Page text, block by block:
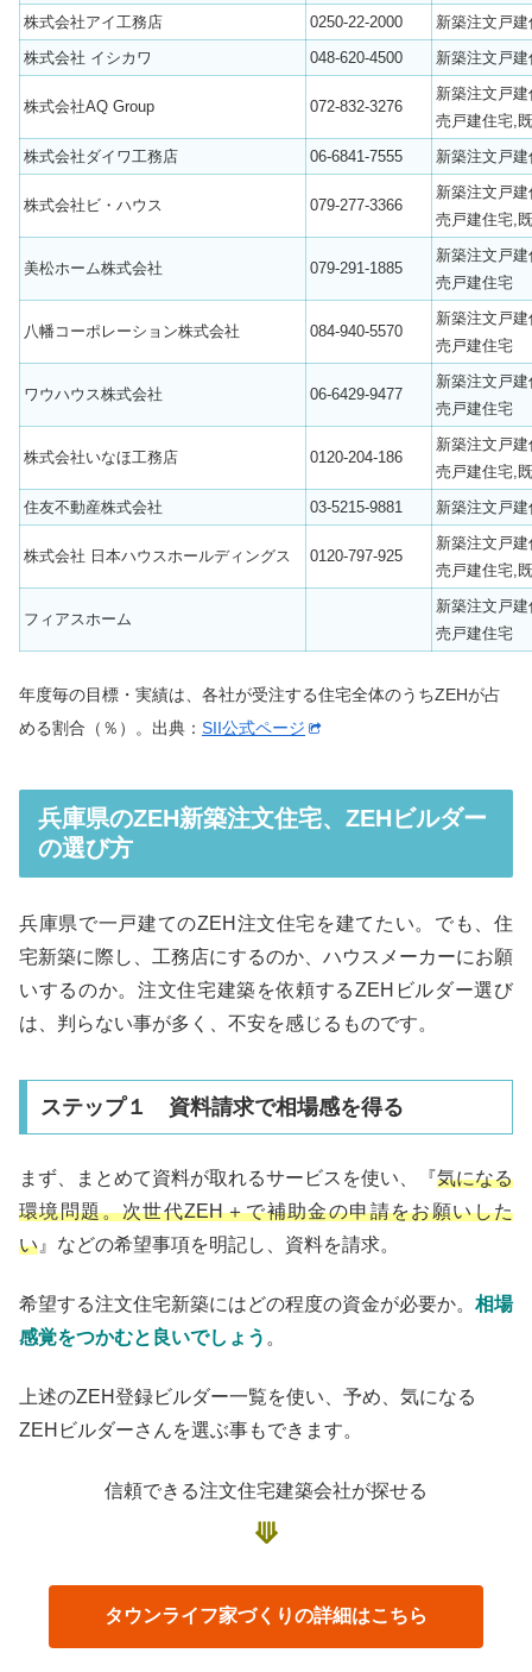
株式会社アイ工務店
0250-22-2000
新築注文戸建
株式会社 イシカワ
048-620-4500 新築注文戸建
株式会社AQ Group 072-832-3276
新築注文戸
売戸建住宅,
株式会社ダイワ工務店
06-6841-7555 新築注文戸建
株式会社ビ・ハウス 079-277-3366
新築注文戸
売戸建住宅,
美松ホーム株式会社 079-291-1885
新築注文戸
売戸建住宅
八幡コーポレーション株式会社 084-940-5570
新築注文戸
売戸建住宅
ワウハウス株式会社 06-6429-9477
新築注文戸
売戸建住宅
株式会社いなほ工務店 0120-204-186
新築注文戸
売戸建住宅,
住友不動産株式会社
03-5215-9881 新築注文戸建
株式会社 日本ハウスホールディングス 0120-797-925
新築注文戸
売戸建住宅,
フィアスホーム
新築注文戸
売戸建住宅
年度毎の目標・実績は、各社が受注する住宅全体のうちZEHが占
める割合（％）。出典： SII公式ページ
兵庫県のZEH新築注文住宅、ZEHビルダー
の選び方
兵庫県で一戸建てのZEH注文住宅を建てたい。でも、住
宅新築に際し、工務店にするのか、ハウスメーカーにお願
いするのか。注文住宅建築を依頼するZEHビルダー選び
は、判らない事が多く、不安を感じるものです。
ステップ１ 資料請求で相場感を得る
まず、まとめて資料が取れるサービスを使い、『気になる
環境問題。次世代ZEH＋で補助金の申請をお願いした
い 』などの希望事項を明記し、資料を請求。
希望する注文住宅新築にはどの程度の資金が必要か。 相場
感覚をつかむと良いでしょう 。
上述のZEH登録ビルダー一覧を使い、予め、気になる
ZEHビルダーさんを選ぶ事もできます。
信頼できる注文住宅建築会社が探せる
⟱
タウンライフ家づくりの詳細はこちら